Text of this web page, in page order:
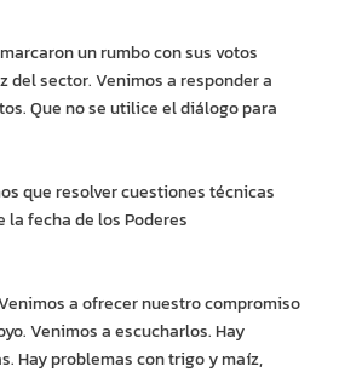
un rumbo con sus votos
del sector. Venimos a responder a
Que no se utilice el diálogo para
que resolver cuestiones técnicas
fecha de los Poderes
a ofrecer nuestro compromiso
Venimos a escucharlos. Hay
Hay problemas con trigo y maíz,